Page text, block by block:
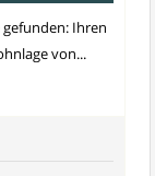
Ihren
von...